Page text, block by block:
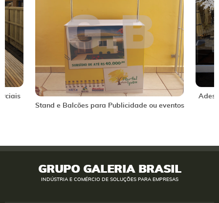
Stand e Balcões para Publicidade ou eventos
GRUPO GALERIA BRASIL
INDÚSTRIA E COMÉRCIO DE SOLUÇÕES PARA EMPRESAS